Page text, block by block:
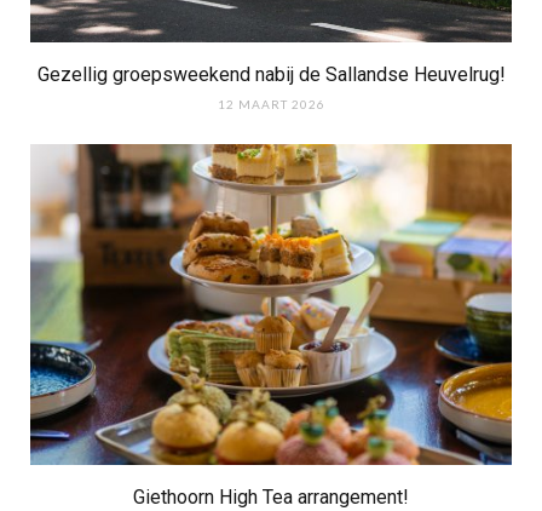
Gezellig groepsweekend nabij de Sallandse Heuvelrug!
12 MAART 2026
Giethoorn High Tea arrangement!